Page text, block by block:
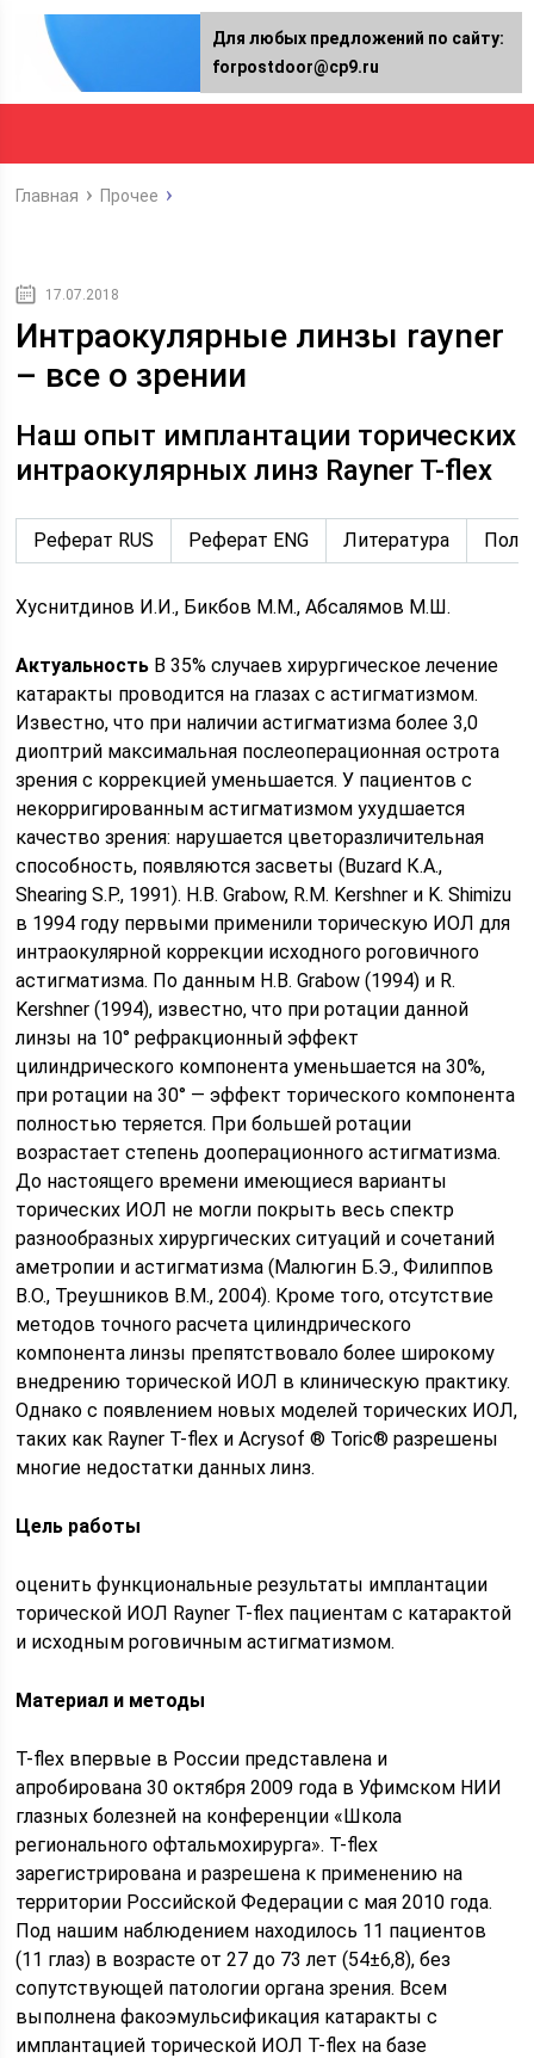
Главная Прочее
17.07.2018
Интраокулярные линзы rayner
– все о зрении
Наш опыт имплантации торических
интраокулярных линз Rayner T-flex
Реферат RUS Реферат ENG Литература
Хуснитдинов И.И., Бикбов М.М., Абсалямов М.Ш.
Актуальность В 35% случаев хирургическое лечение
катаракты проводится на глазах с астигматизмом.
Известно, что при наличии астигматизма более 3,0
диоптрий максимальная послеоперационная острота
зрения с коррекцией уменьшается. У пациентов с
некорригированным астигматизмом ухудшается
качество зрения: нарушается цветоразличительная
способность, появляются засветы (Buzard К.A.,
Shearing S.P., 1991). Н.В. Grabow, R.M. Kershner и K. Shimizu
в 1994 году первыми применили торическую ИОЛ для
интраокулярной коррекции исходного роговичного
астигматизма. По данным Н.В. Grabow (1994) и R.
Kershner (1994), известно, что при ротации данной
линзы на 10° рефракционный эффект
цилиндрического компонента уменьшается на 30%,
при ротации на 30° — эффект торического компонента
полностью теряется. При большей ротации
возрастает степень дооперационного астигматизма.
До настоящего времени имеющиеся варианты
торических ИОЛ не могли покрыть весь спектр
разнообразных хирургических ситуаций и сочетаний
аметропии и астигматизма (Малюгин Б.Э., Филиппов
В.О., Треушников В.М., 2004). Кроме того, отсутствие
методов точного расчета цилиндрического
компонента линзы препятствовало более широкому
внедрению торической ИОЛ в клиническую практику.
Однако с появлением новых моделей торических ИОЛ,
таких как Rayner T-flex и Acrysof ® Toric® разрешены
многие недостатки данных линз.
Цель работы
оценить функциональные результаты имплантации
торической ИОЛ Rayner T-flex пациентам с катарактой
и исходным роговичным астигматизмом.
Материал и методы
T-flex впервые в России представлена и
апробирована 30 октября 2009 года в Уфимском НИИ
глазных болезней на конференции «Школа
регионального офтальмохирурга». T-flex
зарегистрирована и разрешена к применению на
территории Российской Федерации с мая 2010 года.
Под нашим наблюдением находилось 11 пациентов
(11 глаз) в возрасте от 27 до 73 лет (54±6,8), без
сопутствующей патологии органа зрения. Всем
выполнена факоэмульсификация катаракты с
имплантацией торической ИОЛ T-flex на базе
Для любых предложений по сайту:
forpostdoor@cp9.ru